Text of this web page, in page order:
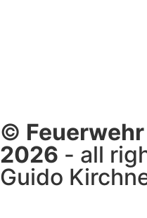
©
2026 - all
Guido